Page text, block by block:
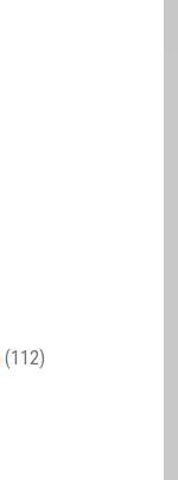
(112)